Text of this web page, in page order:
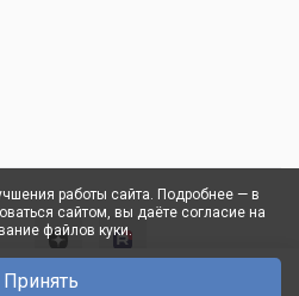
работы сайта. Подробнее — в
сайтом, вы даёте согласие на
файлов куки.
Принять